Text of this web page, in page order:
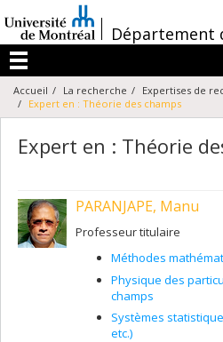
au
contenu
/Département
Menu
Accueil La recherche
Expertises de
Expert en : Théorie des champs
Expert en : Théorie
PARANJAPE, Manu
Professeur titulaire
Méthodes
Physique des
champs
Systèmes
etc.)